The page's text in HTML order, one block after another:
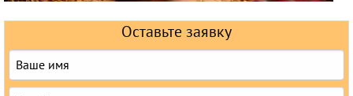
Оставьте заявку